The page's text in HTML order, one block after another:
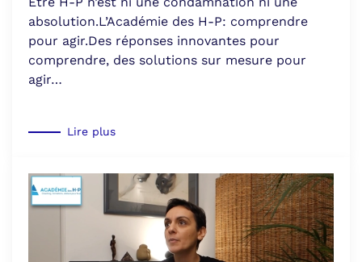
absolution.L’Académie des H-P: comprendre
pour agir.Des réponses innovantes pour
comprendre, des solutions sur mesure pour
agir…
Lire plus